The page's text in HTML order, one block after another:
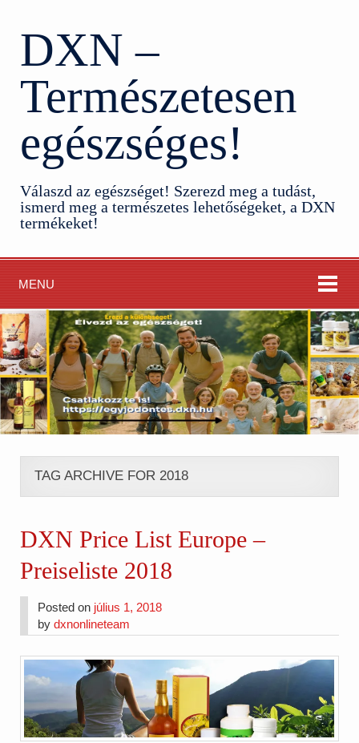
DXN –
Természetesen
egészséges!
Válaszd az egészséget! Szerezd meg a tudást,
ismerd meg a természetes lehetőségeket, a DXN
termékeket!
MENU
TAG ARCHIVE FOR 2018
DXN Price List Europe –
Preiseliste 2018
Posted on július 1, 2018
bydxnonlineteam